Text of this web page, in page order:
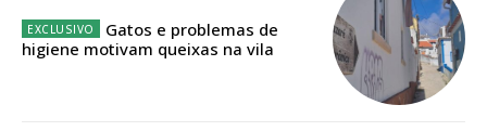
IMPRESSA
Gatos e problemas de
higiene motivam queixas na vila